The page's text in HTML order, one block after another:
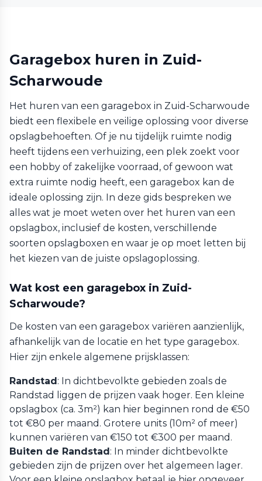
Garagebox huren in Zuid-
Scharwoude
Het huren van een garagebox in Zuid-Scharwoude
biedt een flexibele en veilige oplossing voor diverse
opslagbehoeften. Of je nu tijdelijk ruimte nodig
heeft tijdens een verhuizing, een plek zoekt voor
een hobby of zakelijke voorraad, of gewoon wat
extra ruimte nodig heeft, een garagebox kan de
ideale oplossing zijn. In deze gids bespreken we
alles wat je moet weten over het huren van een
opslagbox, inclusief de kosten, verschillende
soorten opslagboxen en waar je op moet letten bij
het kiezen van de juiste opslagoplossing.
Wat kost een garagebox in Zuid-
Scharwoude?
De kosten van een garagebox variëren aanzienlijk,
afhankelijk van de locatie en het type garagebox.
Hier zijn enkele algemene prijsklassen:
Randstad: In dichtbevolkte gebieden zoals de
Randstad liggen de prijzen vaak hoger. Een kleine
opslagbox (ca. 3m²) kan hier beginnen rond de €50
tot €80 per maand. Grotere units (10m² of meer)
kunnen variëren van €150 tot €300 per maand.
Buiten de Randstad: In minder dichtbevolkte
gebieden zijn de prijzen over het algemeen lager.